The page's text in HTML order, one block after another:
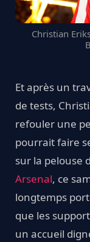
Christian
Et après un
de tests,
refouler une
pourrait faire
sur la pelouse
Arsenal, ce
longtemps
que les
un accueil